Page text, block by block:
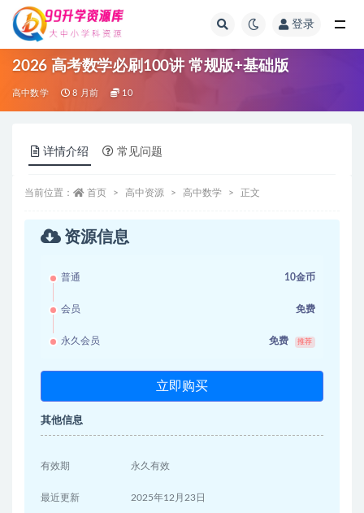
登录
2026 高考数学必刷100讲 常规版+基础版
高中数学 8 月前 10
详情介绍 常见问题
当前位置： 首页 高中资源 高中数学 正文
资源信息
普通 10金币
会员 免费
永久会员 免费 推荐
立即购买
其他信息
有效期 永久有效
最近更新 2025年12月23日